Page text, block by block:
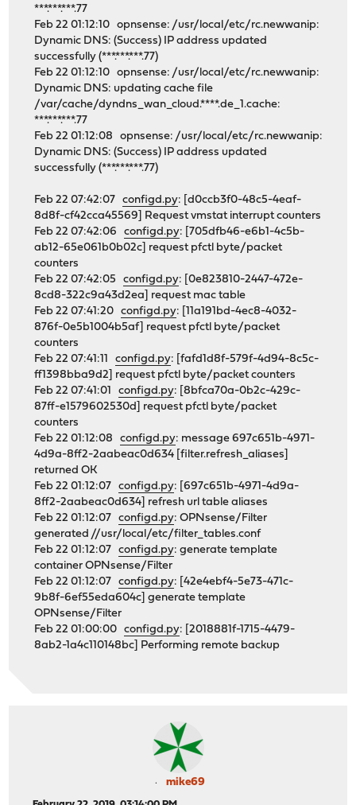
***.***.***.77
Feb 22 01:12:10 opnsense: /usr/local/etc/rc.newwanip:
Dynamic DNS: (Success) IP address updated
successfully (***.***.***.77)
Feb 22 01:12:10 opnsense: /usr/local/etc/rc.newwanip:
Dynamic DNS: updating cache file
/var/cache/dyndns_wan_cloud.****.de_1.cache:
***.***.***.77
Feb 22 01:12:08 opnsense: /usr/local/etc/rc.newwanip:
Dynamic DNS: (Success) IP address updated
successfully (***.***.***.77)
Feb 22 07:42:07configd.py: [d0ccb3f0-48c5-4eaf-
8d8f-cf42cca45569] Request vmstat interrupt counters
Feb 22 07:42:06configd.py: [705dfb46-e6b1-4c5b-
ab12-65e061b0b02c] request pfctl byte/packet
counters
Feb 22 07:42:05configd.py: [0e823810-2447-472e-
8cd8-322c9a43d2ea] request mac table
Feb 22 07:41:20configd.py: [11a191bd-4ec8-4032-
876f-0e5b1004b5af] request pfctl byte/packet
counters
Feb 22 07:41:11configd.py: [fafd1d8f-579f-4d94-8c5c-
ff1398bba9d2] request pfctl byte/packet counters
Feb 22 07:41:01configd.py: [8bfca70a-0b2c-429c-
87ff-e1579602530d] request pfctl byte/packet
counters
Feb 22 01:12:08configd.py: message 697c651b-4971-
4d9a-8ff2-2aabeac0d634 [filter.refresh_aliases]
returned OK
Feb 22 01:12:07configd.py: [697c651b-4971-4d9a-
8ff2-2aabeac0d634] refresh url table aliases
Feb 22 01:12:07configd.py: OPNsense/Filter
generated //usr/local/etc/filter_tables.conf
Feb 22 01:12:07configd.py: generate template
container OPNsense/Filter
Feb 22 01:12:07configd.py: [42e4ebf4-5e73-471c-
9b8f-6ef55eda604c] generate template
OPNsense/Filter
Feb 22 01:00:00configd.py: [2018881f-1715-4479-
8ab2-1a4c110148bc] Performing remote backup
mike69